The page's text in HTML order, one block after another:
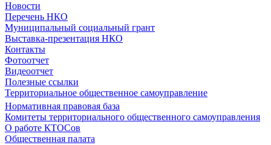
Новости
Перечень НКО
Муниципальный социальный грант
Выставка-презентация НКО
Контакты
Фотоотчет
Видеоотчет
Полезные ссылки
Территориальное общественное самоуправление
Нормативная правовая база
Комитеты территориального общественного самоуправления
О работе КТОСов
Общественная палата